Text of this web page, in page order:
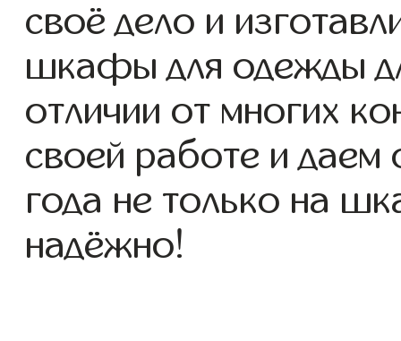
своё дело и
шкафы для одежды
отличии от многих
своей работе и
года не только на
надёжно!